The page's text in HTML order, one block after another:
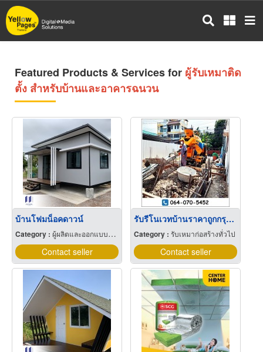
Skip
to
main
Featured Products & Services for ผู้รับเหมาติด
ตั้ง สำหรับบ้านและอาคารฉนวน
บ้านโฟมน็อคดาวน์
Category : ผู้ผลิตและออกแบบติดตั้งห้องเย็น
Contact seller
รับรีโนเวทบ้านราคาถูกกรุงเทพฯ
Category : รับเหมาก่อสร้างทั่วไป
Contact seller